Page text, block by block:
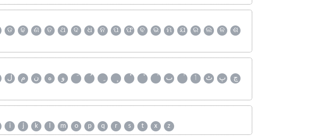
ଡ ଢ ଣ ତ ଥ ଦ ଧ ନ ପ ଫ ବ ଭ ମ ଯ ର ଲ ଳ
ଶ
ل م ن ه و ٮ ٲ ٹ پ
چ
i j k l m o p q r s t x z